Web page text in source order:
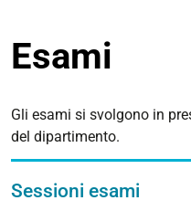
Esami
Gli esami si svolgono in
del dipartimento.
Sessioni esami